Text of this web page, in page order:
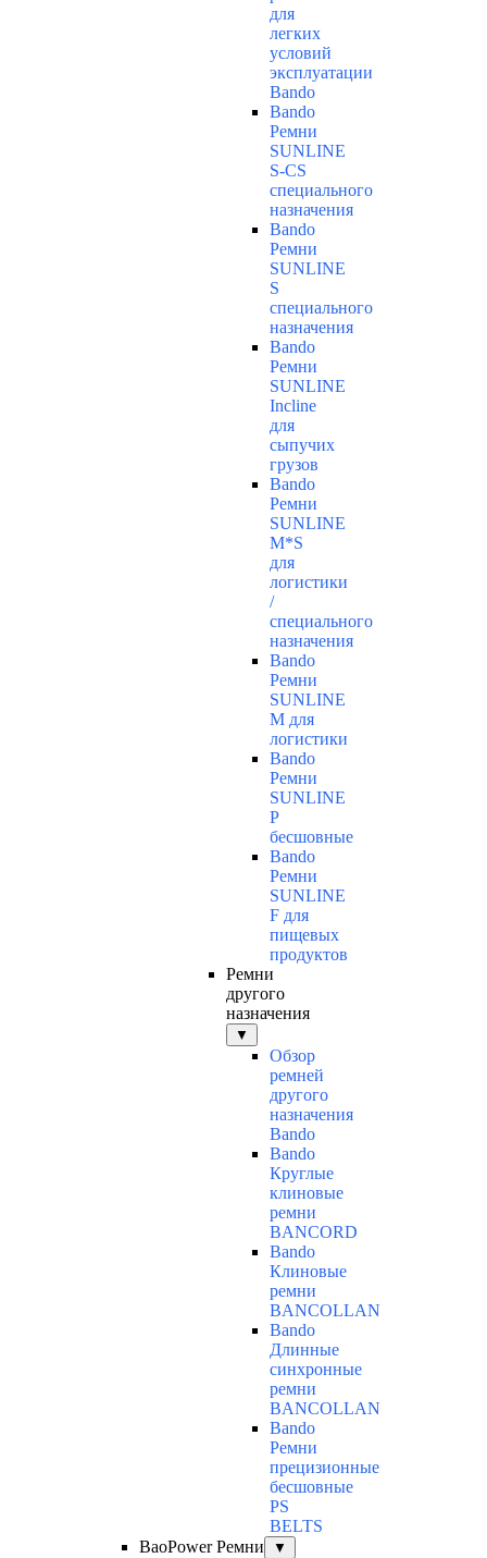
для
легких
условий
эксплуатации
Bando
Bando
Ремни
SUNLINE
S-CS
специального
назначения
Bando
Ремни
SUNLINE
S
специального
назначения
Bando
Ремни
SUNLINE
Incline
для
сыпучих
грузов
Bando
Ремни
SUNLINE
M*S
для
логистики
/
специального
назначения
Bando
Ремни
SUNLINE
M для
логистики
Bando
Ремни
SUNLINE
P
бесшовные
Bando
Ремни
SUNLINE
F для
пищевых
продуктов
Ремни
другого
назначения
▼
Обзор
ремней
другого
назначения
Bando
Bando
Круглые
клиновые
ремни
BANCORD
Bando
Клиновые
ремни
BANCOLLAN
Bando
Длинные
синхронные
ремни
BANCOLLAN
Bando
Ремни
прецизионные
бесшовные
PS
BELTS
BaoPower Ремни
▼